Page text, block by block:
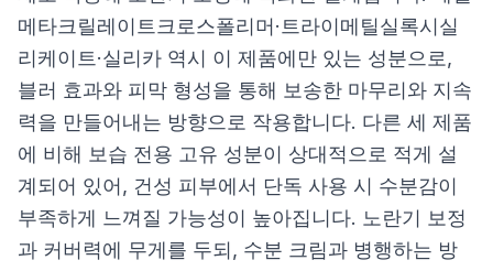
메타크릴레이트크로스폴리머·트라이메틸실록시실
리케이트·실리카 역시 이 제품에만 있는 성분으로,
블러 효과와 피막 형성을 통해 보송한 마무리와 지속
력을 만들어내는 방향으로 작용합니다. 다른 세 제품
에 비해 보습 전용 고유 성분이 상대적으로 적게 설
계되어 있어, 건성 피부에서 단독 사용 시 수분감이
부족하게 느껴질 가능성이 높아집니다. 노란기 보정
과 커버력에 무게를 두되, 수분 크림과 병행하는 방